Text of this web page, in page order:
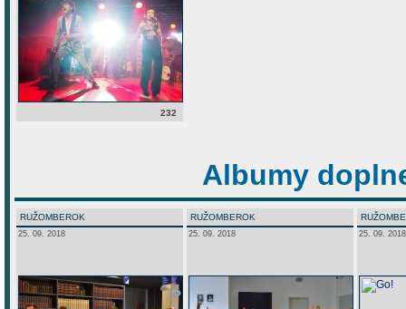
232
Albumy
RUŽOMBEROK
25. 09. 2018
RUŽOMBEROK
25. 09. 2018 25. 09. 2018